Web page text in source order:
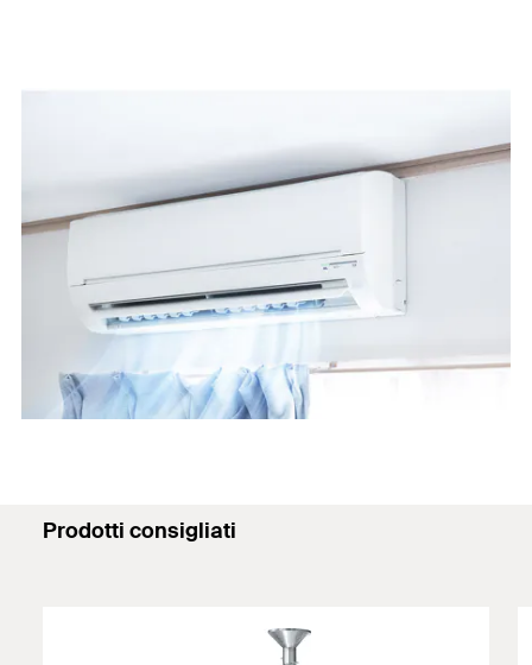
Prodotti consigliati